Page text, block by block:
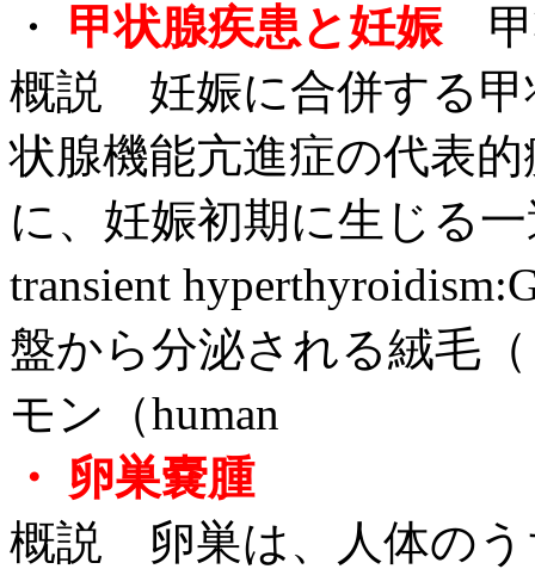
・
甲状腺疾患と妊娠
概説 妊娠に合併する甲
状腺機能亢進症の代表
に、妊娠初期に生じる
transient
盤から分泌される絨毛
モン（human
・ 卵巣嚢腫
概説 卵巣は、人体のう